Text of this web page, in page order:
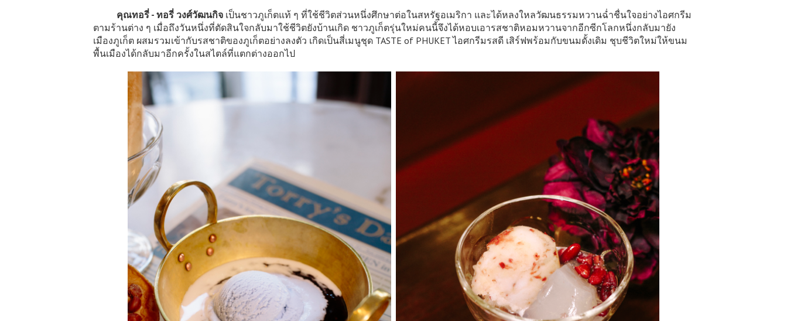
คุณทอรี่ - ทอรี่ วงศ์วัฒนกิจ เป็นชาวภูเก็ตแท้ ๆ ที่ใช้ชีวิตส่วนหนึ่งศึกษาต่อในสหรัฐอเมริกา และได้หลงใหลวัฒนธรรมหวานฉ่ำชื่นใจอย่างไอศกรีม
ตามร้านต่าง ๆ เมื่อถึงวันหนึ่งที่ตัดสินใจกลับมาใช้ชีวิตยังบ้านเกิด ชาวภูเก็ตรุ่นใหม่คนนี้จึงได้หอบเอารสชาติหอมหวานจากอีกซีกโลกหนึ่งกลับมายัง
เมืองภูเก็ต ผสมรวมเข้ากับรสชาติของภูเก็ตอย่างลงตัว เกิดเป็นสี่เมนูชุด TASTE of PHUKET ไอศกรีมรสดี เสิร์ฟพร้อมกับขนมดั้งเดิม ชุบชีวิตใหม่ให้ขนม
พื้นเมืองได้กลับมาอีกครั้งในสไตล์ที่แตกต่างออกไป